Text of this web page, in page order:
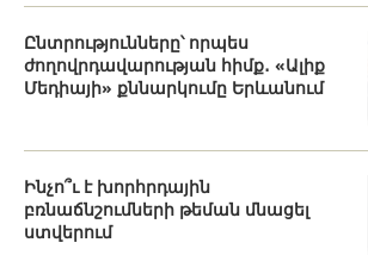
Ընտրությունները՝ որպես
ժողովրդավարության հիմք․ «Ալիք
Մեդիայի» քննարկումը Երևանում
Ինչո՞ւ է խորհրդային
բռնաճնշումների թեման մնացել
ստվերում